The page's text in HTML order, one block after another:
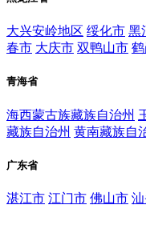
大兴安岭地区 绥化市 黑
春市 大庆市 双鸭山市
青海省
海西蒙古族藏族自治州
藏族自治州 黄南藏族自
广东省
湛江市 江门市 佛山市